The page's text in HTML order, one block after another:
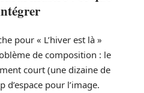
pour « L’hiver est là »
de composition : le
court (une dizaine de
d’espace pour l’image.